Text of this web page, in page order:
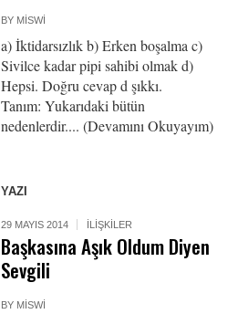
BY MISWI
a) İktidarsızlık b) Erken boşalma c)
Sivilce kadar pipi sahibi olmak d)
Hepsi. Doğru cevap d şıkkı.
Tanım: Yukarıdaki bütün
nedenlerdir.... (Devamını Okuyayım)
YAZI
29 MAYIS 2014 İLIŞKILER
Başkasına Aşık Oldum Diyen
Sevgili
BY MISWI